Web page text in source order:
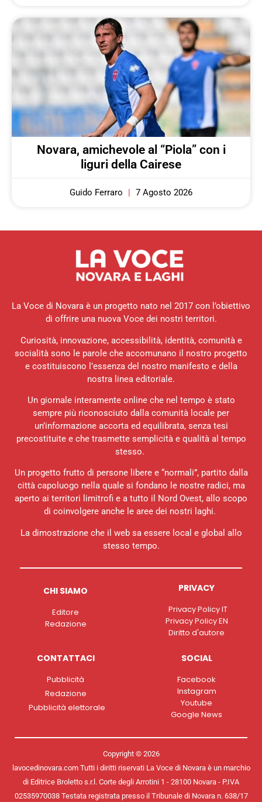
Novara, amichevole al “Piola” con i
liguri della Cairese
Guido Ferraro 7 Agosto 2026
La Voce di Novara è un progetto nato nel 2017 con l’obiettivo
di offrire una nuova Voce dei nostri territori.
Curiosità, innovazione, accessibilità, identità, comunità e
socialità sono le parole che accomunano il nostro progetto
e costituiscono l’essenza del nostro manifesto e della
nostra linea editoriale.
Un giornale interamente online che nel tempo è stato
sempre più riconosciuto dalla comunità locale per
un’informazione accorta ed equilibrata, senza tesi
precostituite e che trasmette semplicità e qualità al tempo
stesso.
Un progetto frutto di persone libere e “normali”, partito dalla
città capoluogo nella quale si fondano le nostre radici, ma
aperto ai territori limitrofi e a tutto il Nord Ovest, allo scopo
di coinvolgere anche le aree dei nostri laghi.
La dimostrazione che il web sa essere local e global allo
stesso tempo.
CHI SIAMO
Editore
Redazione
PRIVACY
Privacy Policy IT
Privacy Policy EN
Diritto d'autore
CONTATTACI
Pubblicità
Redazione
Pubblicità elettorale
SOCIAL
Facebook
Instagram
Youtube
Google News
Copyright © 2026
lavocedinovara.com Tutti i diritti riservati La Voce di Novara è un marchio
di Editrice Broletto s.r.l. Corte degli Arrotini 1 - 28100 Novara - P.IVA
02535970038 Testata registrata presso il Tribunale di Novara n. 638/17